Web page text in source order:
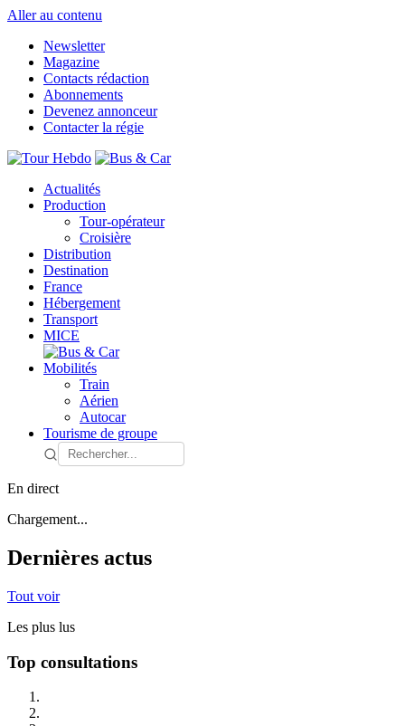
Aller au contenu
Newsletter
Magazine
Contacts rédaction
Abonnements
Devenez annonceur
Contacter la régie
Actualités
Production
Tour-opérateur
Croisière
Distribution
Destination
France
Hébergement
Transport
MICE
Mobilités
Train
Aérien
Autocar
Tourisme de groupe
En direct
Chargement...
Dernières actus
Tout voir
Les plus lus
Top consultations